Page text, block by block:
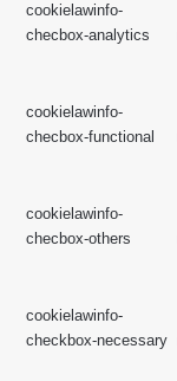
cookielawinfo-
checbox-analytics
cookielawinfo-
checbox-functional
cookielawinfo-
checbox-others
cookielawinfo-
checkbox-necessary